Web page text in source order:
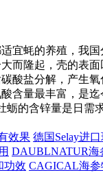
宜蚝的养殖，我
而隆起，壳的表
酸盐分解，产生
含量最丰富，是
的含锌量是日需
效果 德国Selay进
DAUBLNATUR海
功效 CAGICAL海